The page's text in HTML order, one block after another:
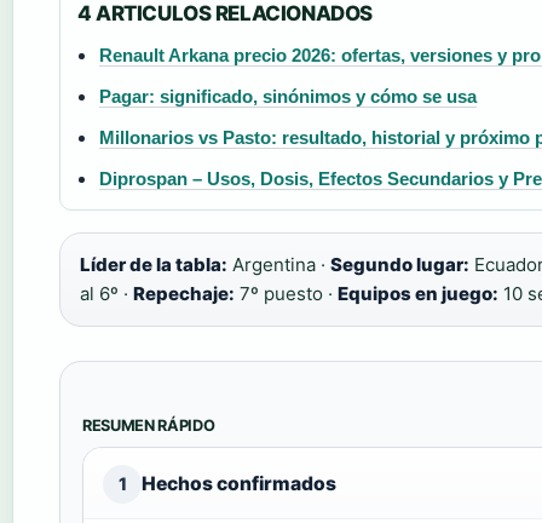
4 ARTICULOS RELACIONADOS
Renault Arkana precio 2026: ofertas, versiones y
Pagar: significado, sinónimos y cómo se usa
Millonarios vs Pasto: resultado, historial y próximo
Diprospan – Usos, Dosis, Efectos Secundarios y
Líder de la tabla: Argentina · Segundo lugar:
al 6º · Repechaje: 7º puesto · Equipos en juego: 10
RESUMEN RÁPIDO
1 Hechos confirmados